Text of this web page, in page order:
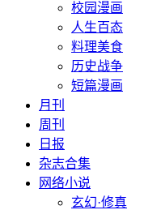
校园漫画
人生百态
料理美食
历史战争
短篇漫画
月刊
周刊
日报
杂志合集
网络小说
玄幻·修真